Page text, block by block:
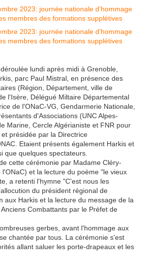
lundi après midi à Grenoble,
parc Paul Mistral, en présence des
(Région, Département, ville de
l'Isère, Délégué Miltaire Départemental
de l'ONaC-VG, Gendarmerie Nationale,
d'Associations (UNC Alpes-
Marine, Cercle Algérianiste et FNR pour
présidée par la Directrice
Etaient présents également Harkis et
que quelques spectateurs.
cette cérémonie par Madame Cléry-
et la lecture du poème "le vieux
a retenti l'hymne "C'est nous les
du président régional de
aux Harkis et la lecture du message de la
Combattants par le Préfet de
gerbes, avant l'hommage aux
chantée par tous. La cérémonie s'est
allant saluer les porte-drapeaux et les